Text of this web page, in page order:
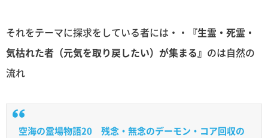
それをテーマに探求をしている者には・・
『生霊・死霊・
気枯れた者（元気を取り戻したい）が集まる』 のは自然の
流れ
空海の霊場物語20 残念・無念のデーモン・コア回収の